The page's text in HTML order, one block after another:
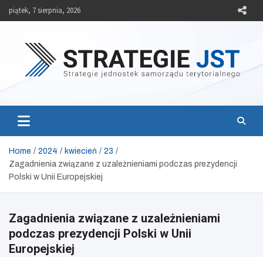
Skippiątek, 7 sierpnia, 2026
Strategie JST
Home 2024 kwiecień
23
Zagadnienia związane z uzależnieniami podczas prezydencji
Polski w Unii Europejskiej
Zagadnienia związane z uzależnieniami
podczas prezydencji Polski w Unii
Europejskiej